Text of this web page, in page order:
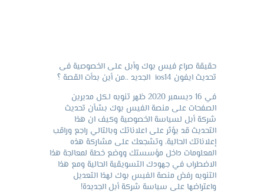
حقيقة صراع فيس بوك وأبل على الخصوصية فى
تحديث ايفون ios14 الجديد ..من أين بدأت القصة ؟
في 16 ديسمبر 2020 ظهر تنويه لكل مديرين
الصفحات على منصة الفيس بوك بشأن تحديث
شركة أبل لسياسة الخصوصية وكيف ان هذا
التحديث قد يؤثر على اعلاناتك وبالتالي راجع وراقب
إعلاناتك الحالية، وتشجعك على مشاركة هذه
المعلومات داخل مؤسستك ووضع خطة لمعالجة هذا
الاضطراب في جهودك التسويقية الحالية ومع هذا
التنويه رفض منصة الفيس بوك لهذا التعديل
واعتراضها على سياسة شركة أبل الجديدة!